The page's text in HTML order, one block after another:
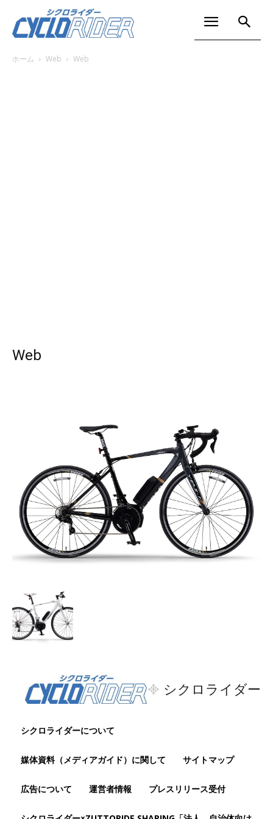
ホーム Web Web
Web
シクロライダー
シクロライダーについて
媒体資料（メディアガイド）に関して サイトマップ
広告について 運営者情報 プレスリリース受付